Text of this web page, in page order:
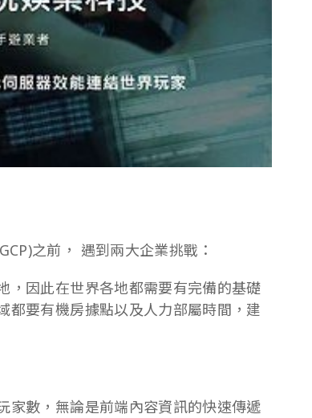
之前， 遇到兩大企業挑戰：
，因此在世界各地都需要有完備的基礎
都要有機房據點以及人力部屬時間，建
家數，無論是前端內容資訊的快速傳遞